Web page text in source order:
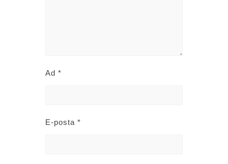
Ad *
E-posta *